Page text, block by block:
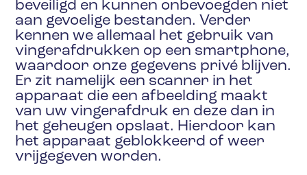
beveiligd en kunnen onbevoegden niet
aan gevoelige bestanden. Verder
kennen we allemaal het gebruik van
vingerafdrukken op een smartphone,
waardoor onze gegevens privé blijven.
Er zit namelijk een scanner in het
apparaat die een afbeelding maakt
van uw vingerafdruk en deze dan in
het geheugen opslaat. Hierdoor kan
het apparaat geblokkeerd of weer
vrijgegeven worden.